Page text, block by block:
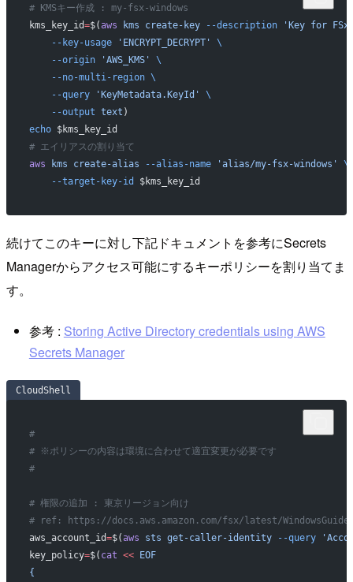
# KMSキー作成 : my-fsx-windows
kms_key_id=$(aws kms create-key --description 'Key for FSx
    --key-usage
'ENCRYPT_DECRYPT'
\
    --origin
'AWS_KMS'
\
    --no-multi-region
\
    --query
'KeyMetadata.KeyId'
\
    --output
text )
echo $kms_key_id
# エイリアスの割り当て
aws kms create-alias --alias-name 'alias/my-fsx-windows'
\
    --target-key-id
$kms_key_id
続けてこのキーに対し下記ドキュメントを参考にSecrets
Managerからアクセス可能にするキーポリシーを割り当てま
す。
参考 : Storing Active Directory credentials using AWS
Secrets Manager
CloudShell
#
# ※ポリシーの内容は環境に合わせて適宜変更が必要です
#
# 権限の追加 : 東京リージョン向け
# ref: https://docs.aws.amazon.com/fsx/latest/
aws_account_id=$(aws sts get-caller-identity --query
key_policy=$( cat << EOF
{